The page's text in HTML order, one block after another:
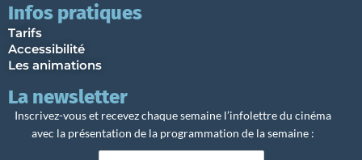
Infos pratiques
Tarifs
Accessibilité
Les animations
La newsletter
Inscrivez-vous et recevez chaque semaine l’infolettre du cinéma
avec la présentation de la programmation de la semaine :